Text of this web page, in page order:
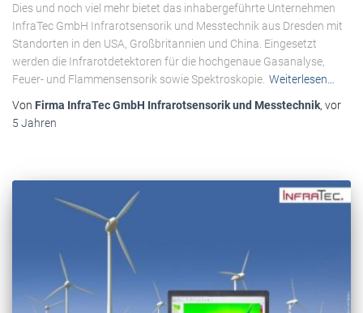
Dies und noch viel mehr bietet das inhabergeführte Unternehmen
InfraTec GmbH Infrarotsensorik und Messtechnik aus Dresden mit
Standorten in den USA, Großbritannien und China. Eingesetzt
werden die Infrarotdetektoren für die hochgenaue Gasanalyse,
Feuer- und Flammensensorik sowie Spektroskopie. Weiterlesen…
Von Firma InfraTec GmbH Infrarotsensorik und Messtechnik, vor
5 Jahren